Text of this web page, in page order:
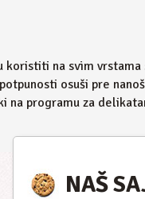
koristiti na svim
osuši pre
na programu za
NAŠ